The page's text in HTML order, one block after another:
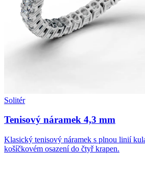
Solitér
Tenisový náramek 4,3 mm
Klasický tenisový náramek s plnou linií
košíčkovém osazení do čtyř krapen.